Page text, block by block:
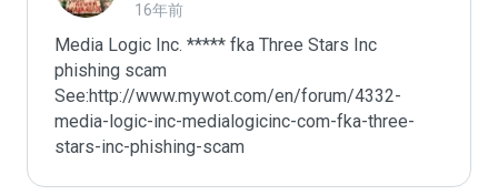
16年前
Media Logic Inc. ***** fka Three Stars Inc
phishing scam
See:http://www.mywot.com/en/forum/4332-
media-logic-inc-medialogicinc-com-fka-three-
stars-inc-phishing-scam